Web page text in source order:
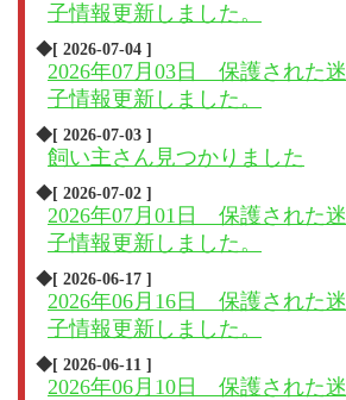
子情報更新しました。
◆[ 2026-07-04 ]
2026年07月03日 保護された迷
子情報更新しました。
◆[ 2026-07-03 ]
飼い主さん見つかりました
◆[ 2026-07-02 ]
2026年07月01日 保護された迷
子情報更新しました。
◆[ 2026-06-17 ]
2026年06月16日 保護された迷
子情報更新しました。
◆[ 2026-06-11 ]
2026年06月10日 保護された迷